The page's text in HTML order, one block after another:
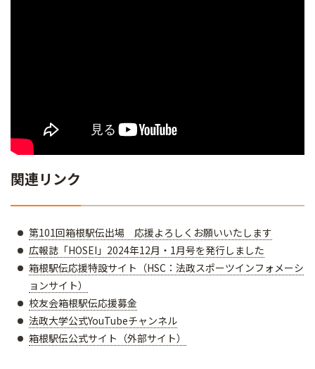
関連リンク
第101回箱根駅伝出場 応援よろしくお願いいたします
広報誌「HOSEI」2024年12月・1月号を発行しました
箱根駅伝応援特設サイト（HSC：法政スポーツインフォメーシ
ョンサイト）
校友会箱根駅伝応援募金
法政大学公式YouTubeチャンネル
箱根駅伝公式サイト（外部サイト）